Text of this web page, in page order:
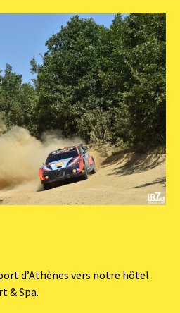
d’Athènes vers notre hôtel
& Spa.